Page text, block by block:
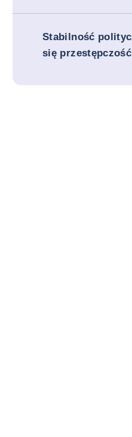
Stabilność
się przestępczość